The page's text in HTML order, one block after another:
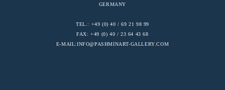
GERMANY
TEL.: +49 (0) 40 / 69 21 98 99
FAX: +49 (0) 40 / 23 64 43 68
E-MAIL:INFO@PASHMINART-GALLERY.COM